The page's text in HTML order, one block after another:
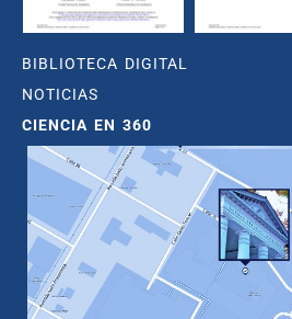
BIBLIOTECA DIGITAL
NOTICIAS
CIENCIA EN 360